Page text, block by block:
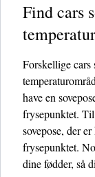
Find cars
Forskellige cars
have en
frysepunktet.
sovepose, der
frysepunktet.
dine fødder, så